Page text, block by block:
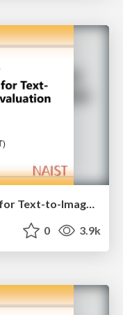
論文紹介：TISE: Bag of Metrics for Text-to-Image Synthesis Evaluation (ECCV2022)
0 3.9k